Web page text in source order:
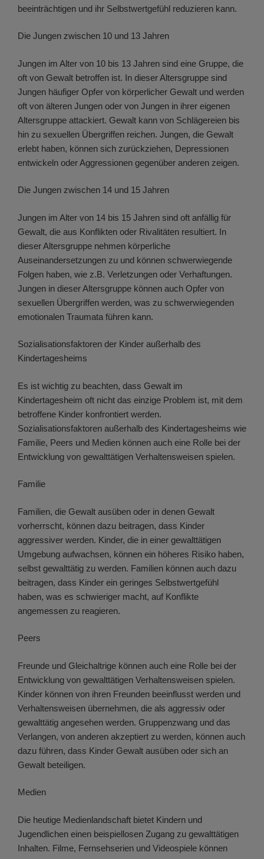
beeinträchtigen und ihr Selbstwertgefühl reduzieren kann.
Die Jungen zwischen 10 und 13 Jahren
Jungen im Alter von 10 bis 13 Jahren sind eine Gruppe, die
oft von Gewalt betroffen ist. In dieser Altersgruppe sind
Jungen häufiger Opfer von körperlicher Gewalt und werden
oft von älteren Jungen oder von Jungen in ihrer eigenen
Altersgruppe attackiert. Gewalt kann von Schlägereien bis
hin zu sexuellen Übergriffen reichen. Jungen, die Gewalt
erlebt haben, können sich zurückziehen, Depressionen
entwickeln oder Aggressionen gegenüber anderen zeigen.
Die Jungen zwischen 14 und 15 Jahren
Jungen im Alter von 14 bis 15 Jahren sind oft anfällig für
Gewalt, die aus Konflikten oder Rivalitäten resultiert. In
dieser Altersgruppe nehmen körperliche
Auseinandersetzungen zu und können schwerwiegende
Folgen haben, wie z.B. Verletzungen oder Verhaftungen.
Jungen in dieser Altersgruppe können auch Opfer von
sexuellen Übergriffen werden, was zu schwerwiegenden
emotionalen Traumata führen kann.
Sozialisationsfaktoren der Kinder außerhalb des
Kindertagesheims
Es ist wichtig zu beachten, dass Gewalt im
Kindertagesheim oft nicht das einzige Problem ist, mit dem
betroffene Kinder konfrontiert werden.
Sozialisationsfaktoren außerhalb des Kindertagesheims wie
Familie, Peers und Medien können auch eine Rolle bei der
Entwicklung von gewalttätigen Verhaltensweisen spielen.
Familie
Familien, die Gewalt ausüben oder in denen Gewalt
vorherrscht, können dazu beitragen, dass Kinder
aggressiver werden. Kinder, die in einer gewalttätigen
Umgebung aufwachsen, können ein höheres Risiko haben,
selbst gewalttätig zu werden. Familien können auch dazu
beitragen, dass Kinder ein geringes Selbstwertgefühl
haben, was es schwieriger macht, auf Konflikte
angemessen zu reagieren.
Peers
Freunde und Gleichaltrige können auch eine Rolle bei der
Entwicklung von gewalttätigen Verhaltensweisen spielen.
Kinder können von ihren Freunden beeinflusst werden und
Verhaltensweisen übernehmen, die als aggressiv oder
gewalttätig angesehen werden. Gruppenzwang und das
Verlangen, von anderen akzeptiert zu werden, können auch
dazu führen, dass Kinder Gewalt ausüben oder sich an
Gewalt beteiligen.
Medien
Die heutige Medienlandschaft bietet Kindern und
Jugendlichen einen beispiellosen Zugang zu gewalttätigen
Inhalten. Filme, Fernsehserien und Videospiele können